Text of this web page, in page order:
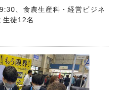
、食農生産科・経営ビジネ
徒12名...